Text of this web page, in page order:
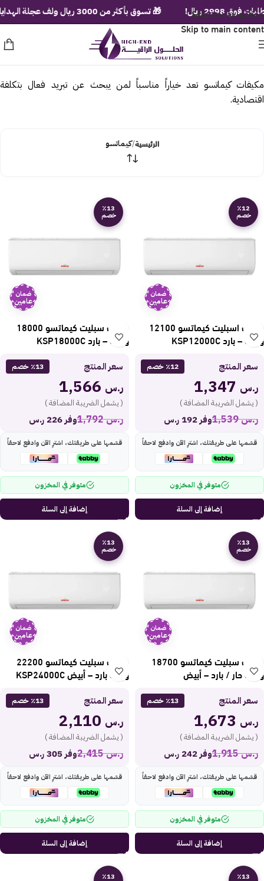
Skip to navigation
Skip to main content
مكيفات كيماتسو تعد خياراً مناسباً لمن يبحث عن تبريد فعال بتكلفة
اقتصادية.
الرئيسية/كيماتسو
٪12
خصم
ضمان
عامين
مكيف اسبليت كيماتسو 12100
وحدة – بارد KSP12000C
سعر المنتج ٪12 خصم
ر.س
( يشمل الضريبة المضافة )
ر.س1,539 وفر 192 ر.س
قسّمها على طريقتك، اشترِ الآن وادفع لاحقاً
متوفر في المخزون
إضافة إلى السلة
٪13
خصم
ضمان
عامين
مكيف سبليت كيماتسو 18000
وحدة – بارد KSP18000C
سعر المنتج ٪13 خصم
ر.س
( يشمل الضريبة المضافة )
ر.س1,792 وفر 226 ر.س
قسّمها على طريقتك، اشترِ الآن وادفع لاحقاً
متوفر في المخزون
إضافة إلى السلة
٪13
خصم
ضمان
عامين
مكيف سبليت كيماتسو 18700
وحدة حار / بارد – أبيض
KSP18000CH
سعر المنتج ٪13 خصم
ر.س
( يشمل الضريبة المضافة )
ر.س1,915 وفر 242 ر.س
قسّمها على طريقتك، اشترِ الآن وادفع لاحقاً
متوفر في المخزون
إضافة إلى السلة
٪13
خصم
ضمان
عامين
مكيف سبليت كيماتسو 22200
وحدة بارد – أبيض KSP24000C
سعر المنتج ٪13 خصم
ر.س
( يشمل الضريبة المضافة )
ر.س2,415 وفر 305 ر.س
قسّمها على طريقتك، اشترِ الآن وادفع لاحقاً
متوفر في المخزون
إضافة إلى السلة
٪13 ٪13
🎁 تسوق بأكثر من 3000 ريال ولف عجلة الهدايا الفورية! ريال!